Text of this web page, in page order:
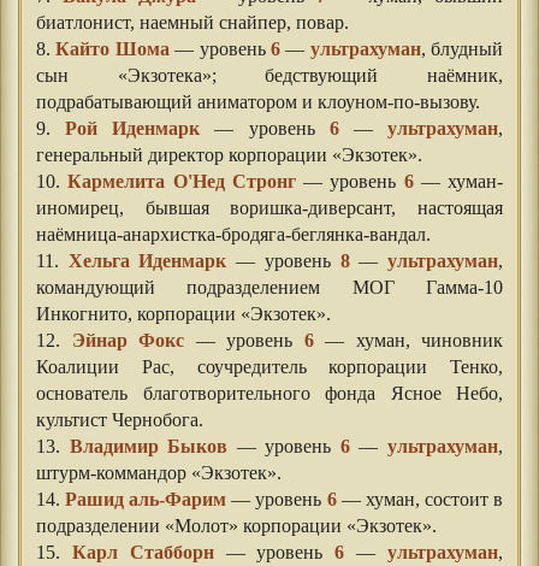
биатлонист, наемный снайпер, повар.
8.Кайто Шома— уровень 6— ультрахуман, блудный
сын «Экзотека»; бедствующий наёмник,
подрабатывающий аниматором и клоуном-по-вызову.
9.Рой Иденмарк — уровень 6—ультрахуман,
генеральный директор корпорации «Экзотек».
10.Кармелита О'Нед Стронг— уровень 6— хуман-
иномирец, бывшая воришка-диверсант, настоящая
наёмница-анархистка-бродяга-беглянка-вандал.
11. Хельга Иденмарк — уровень 8—ультрахуман,
командующий подразделением МОГ Гамма-10
Инкогнито, корпорации «Экзотек».
12. Эйнар Фокс — уровень 6— хуман, чиновник
Коалиции Рас, соучредитель корпорации Тенко,
основатель благотворительного фонда Ясное Небо,
культист Чернобога.
13. Владимир Быков — уровень 6—ультрахуман,
штурм-коммандор «Экзотек».
14.Рашид аль-Фарим — уровень 6— хуман, состоит в
подразделении «Молот» корпорации «Экзотек».
15. Карл Стабборн— уровень6 —ультрахуман,